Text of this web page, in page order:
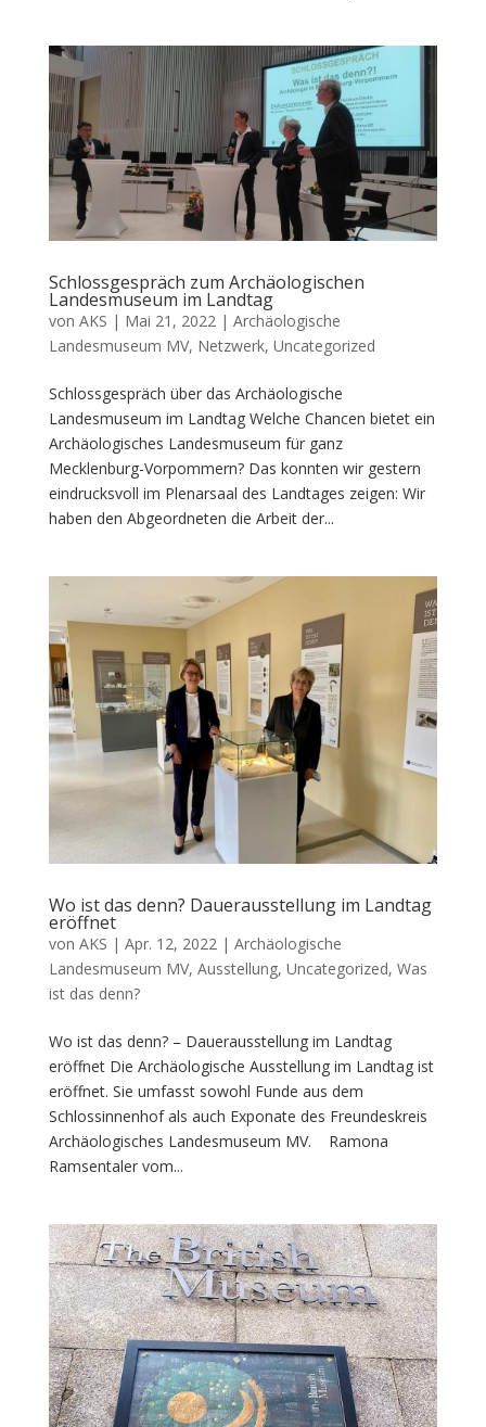
Schlossgespräch zum Archäologischen
Landesmuseum im Landtag
von AKS | Mai 21, 2022 | Archäologische
Landesmuseum MV, Netzwerk, Uncategorized
Schlossgespräch über das Archäologische
Landesmuseum im Landtag Welche Chancen bietet ein
Archäologisches Landesmuseum für ganz
Mecklenburg-Vorpommern? Das konnten wir gestern
eindrucksvoll im Plenarsaal des Landtages zeigen: Wir
haben den Abgeordneten die Arbeit der...
Wo ist das denn? Dauerausstellung im Landtag
eröffnet
von AKS | Apr. 12, 2022 | Archäologische
Landesmuseum MV, Ausstellung, Uncategorized, Was
ist das denn?
Wo ist das denn? – Dauerausstellung im Landtag
eröffnet Die Archäologische Ausstellung im Landtag ist
eröffnet. Sie umfasst sowohl Funde aus dem
Schlossinnenhof als auch Exponate des Freundeskreis
Archäologisches Landesmuseum MV. Ramona
Ramsentaler vom...